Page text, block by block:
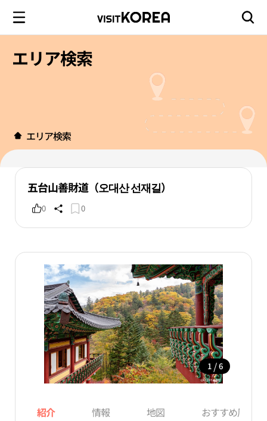
エリア検索
エリア検索
五台山善財道（오대산 선재길）
0 0
1 / 6
紹介 情報 地図 おすすめ周辺